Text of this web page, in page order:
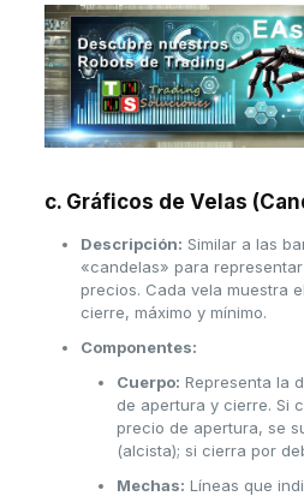
c. Gráficos de Velas
Descripción: Similar a las
«candelas» para
precios. Cada vela muestra
cierre, máximo y mínimo.
Componentes:
Cuerpo: Representa la
de apertura y cierre. Si
precio de apertura, se
(alcista); si cierra por
Mechas: Líneas que